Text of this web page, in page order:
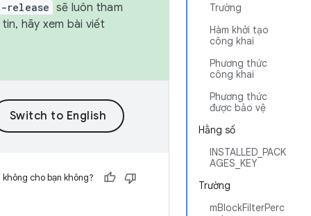
Trường
Hàm khởi tạo
công khai
Phương thức
công khai
Phương thức
được bảo vệ
Hằng số
INSTALLED_PACK
AGES_KEY
Trường
mBlockFilterPerc
release sẽ luôn tham
hãy xem bài viết
cho bạn không?